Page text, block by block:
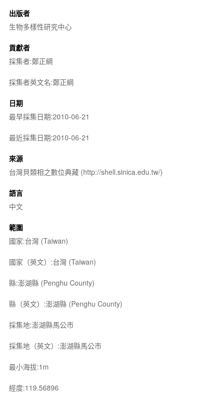
出版者
生物多樣性研究中心
貢獻者
採集者:鄭正綱
採集者英文名:鄭正綱
日期
最早採集日期:2010-06-21
最近採集日期:2010-06-21
來源
台灣貝類相之數位典藏 (http://shell.sinica.edu.tw/)
語言
中文
範圍
國家:台灣 (Taiwan)
國家（英文）:台灣 (Taiwan)
縣:澎湖縣 (Penghu County)
縣（英文）:澎湖縣 (Penghu County)
採集地:澎湖縣馬公市
採集地（英文）:澎湖縣馬公市
最小海拔:1m
經度:119.56896